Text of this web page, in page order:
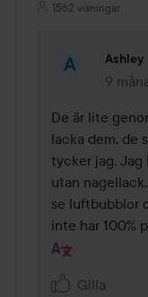
1562 visningar
Ashley
9
De är lite
lacka dem, de
tycker jag. Jag
utan
se luftbubblor
inte har 100%
Gilla